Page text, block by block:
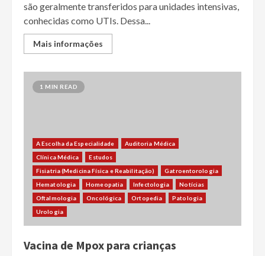
são geralmente transferidos para unidades intensivas,
conhecidas como UTIs. Dessa...
Mais informações
1 MIN READ
A Escolha da Especialidade
Auditoria Médica
Clínica Médica
Estudos
Fisiatria (Medicina Física e Reabilitação)
Gatroentorologia
Hematologia
Homeopatia Infectologia
Notícias
Oftalmologia
Oncológica Ortopedia
Patologia
Urologia
Vacina de Mpox para crianças